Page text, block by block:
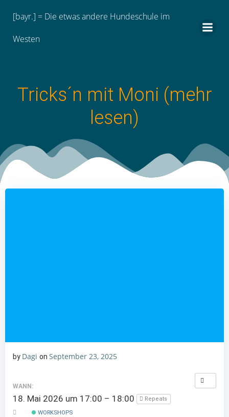
Inhalt
[bayr.] = Die etwas andere Hundeschule im
Westen
Tricks´n mit Moni (mehr
lesen)
by Dagi on September 23, 2025
WANN:
18. Mai 2026 um 17:00 – 18:00 Repeats
WORKSHOPS